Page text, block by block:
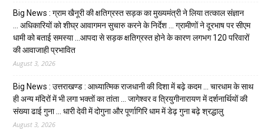
Big News : ग्राम खैनूरी की क्षतिग्रस्त सड़क का मुख्यमंत्री ने लिया तत्काल संज्ञान
… अधिकारियों को शीघ्र आवागमन सुचारु करने के निर्देश … ग्रामीणों ने दूरभाष पर सीएम
धामी को बताई समस्या …आपदा से सड़क क्षतिग्रस्त होने के कारण लगभग 120 परिवारों
की आवाजाही प्रभावित
August 3, 2026
Big News : उत्तराखण्ड : आध्यात्मिक राजधानी की दिशा में बढ़े कदम … चारधाम के साथ
ही अन्य मंदिरों में भी लगा भक्तों का तांता … जागेश्वर व त्रियुगीनारायण में दर्शनार्थियों की
संख्या ढाई गुना … धारी देवी में दोगुना और पूर्णागिरि धाम में डेढ़ गुना बढ़े श्रद्धालु
August 3, 2026